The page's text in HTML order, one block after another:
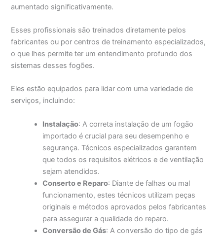
aumentado significativamente.
Esses profissionais são treinados diretamente pelos
fabricantes ou por centros de treinamento especializados,
o que lhes permite ter um entendimento profundo dos
sistemas desses fogões.
Eles estão equipados para lidar com uma variedade de
serviços, incluindo:
Instalação: A correta instalação de um fogão
importado é crucial para seu desempenho e
segurança. Técnicos especializados garantem
que todos os requisitos elétricos e de ventilação
sejam atendidos.
Conserto e Reparo: Diante de falhas ou mal
funcionamento, estes técnicos utilizam peças
originais e métodos aprovados pelos fabricantes
para assegurar a qualidade do reparo.
Conversão de Gás: A conversão do tipo de gás